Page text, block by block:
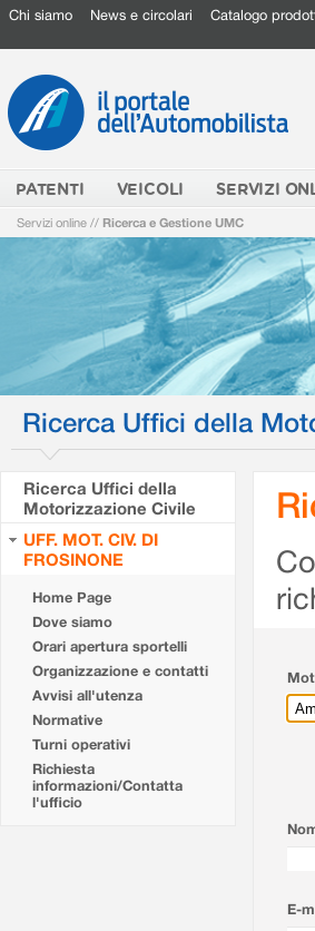
Chi siamo News e circolari Catalogo
PATENTI VEICOLI SERVIZI
Servizi online // Ricerca e Gestione UMC
Ricerca Uffici della
Ricerca Uffici della
Motorizzazione Civile
UFF. MOT. CIV. DI
FROSINONE
Home Page
Dove siamo
Orari apertura sportelli
Organizzazione e contatti
Avvisi all'utenza
Normative
Turni operativi
Richiesta
informazioni/Contatta
l'ufficio
E-